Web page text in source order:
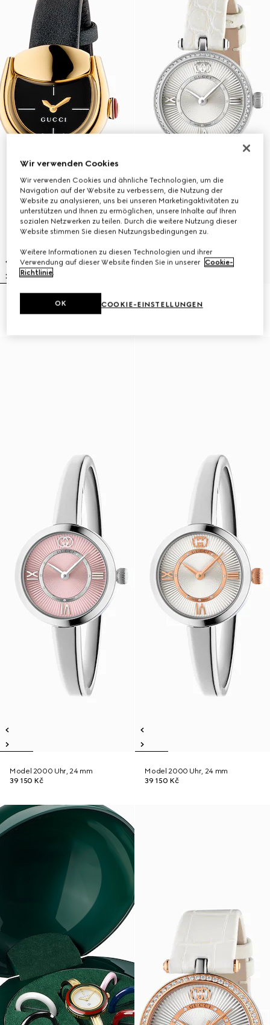
Gucci Horsebit Uhr, 27x23 mm
48 250 Kč
Model 2000 Uhr, 24 mm
Model 2000 Uhr, 24 mm
39 150 Kč
Model 2000 Uhr, 24 mm
39 150 Kč
Wir verwenden Cookies
Wir verwenden Cookies und ähnliche Technologien, um die
Navigation auf der Website zu verbessern, die Nutzung der
Website zu analysieren, uns bei unseren Marketingaktivitäten zu
unterstützen und Ihnen zu ermöglichen, unsere Inhalte auf Ihren
sozialen Netzwerken zu teilen. Durch die weitere Nutzung dieser
Website stimmen Sie diesen Nutzungsbedingungen zu.
Weitere Informationen zu diesen Technologien und ihrer
Verwendung auf dieser Website finden Sie in unserer Cookie-
Richtlinie.
COOKIE-EINSTELLUNGEN
OK